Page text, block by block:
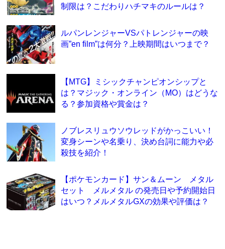
制限は？こだわりハチマキのルールは？
ルパンレンジャーVSパトレンジャーの映
画”en film”は何分？上映期間はいつまで？
【MTG】ミシックチャンピオンシップと
は？マジック・オンライン（MO）はどうな
る？参加資格や賞金は？
ノブレスリュウソウレッドがかっこいい！
変身シーンや名乗り、決め台詞に能力や必
殺技を紹介！
【ポケモンカード】サン＆ムーン メタル
セット メルメタル の発売日や予約開始日
はいつ？メルメタルGXの効果や評価は？